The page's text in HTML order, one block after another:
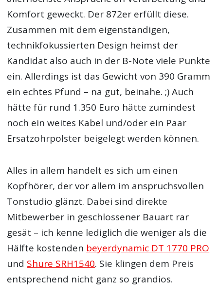
Komfort geweckt. Der 872er erfüllt diese.
Zusammen mit dem eigenständigen,
technikfokussierten Design heimst der
Kandidat also auch in der B-Note viele Punkte
ein. Allerdings ist das Gewicht von 390 Gramm
ein echtes Pfund – na gut, beinahe. ;) Auch
hätte für rund 1.350 Euro hätte zumindest
noch ein weites Kabel und/oder ein Paar
Ersatzohrpolster beigelegt werden können.
Alles in allem handelt es sich um einen
Kopfhörer, der vor allem im anspruchsvollen
Tonstudio glänzt. Dabei sind direkte
Mitbewerber in geschlossener Bauart rar
gesät – ich kenne lediglich die weniger als die
Hälfte kostenden beyerdynamic DT 1770 PRO
und Shure SRH1540. Sie klingen dem Preis
entsprechend nicht ganz so grandios.